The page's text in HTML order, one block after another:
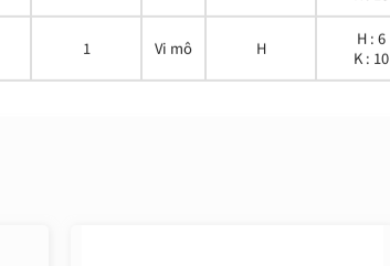
1 Vi mô H
H : 6
K : 10